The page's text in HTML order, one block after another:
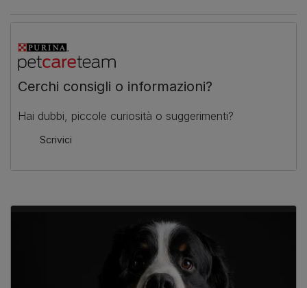
Cerchi consigli o informazioni?
Hai dubbi, piccole curiosità o suggerimenti?
Scrivici